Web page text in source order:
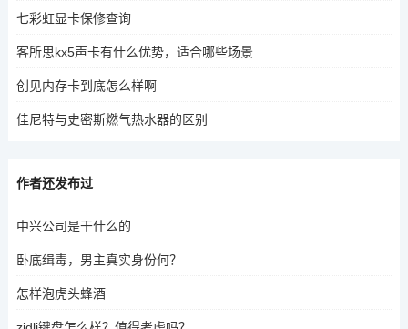
七彩虹显卡保修查询
客所思kx5声卡有什么优势，适合哪些场景
创见内存卡到底怎么样啊
佳尼特与史密斯燃气热水器的区别
作者还发布过
中兴公司是干什么的
卧底缉毒，男主真实身份何？
怎样泡虎头蜂酒